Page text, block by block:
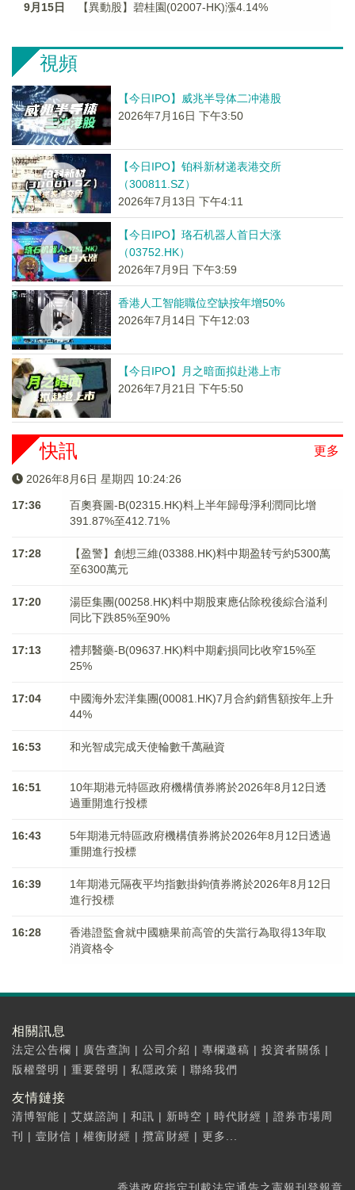
9月15日 【異動股】碧桂園(02007-HK)漲4.14%
視頻
【今日IPO】威兆半导体二冲港股
2026年7月16日 下午3:50
【今日IPO】铂科新材递表港交所
（300811.SZ）
2026年7月13日 下午4:11
【今日IPO】珞石机器人首日大涨
（03752.HK）
2026年7月9日 下午3:59
香港人工智能職位空缺按年增50%
2026年7月14日 下午12:03
【今日IPO】月之暗面拟赴港上市
2026年7月21日 下午5:50
更多
快訊
2026年8月6日 星期四 10:24:26
17:36
百奧賽圖-B(02315.HK)料上半年歸母淨利潤同比增
391.87%至412.71%
17:28
【盈警】創想三維(03388.HK)料中期盈转亏約5300萬
至6300萬元
17:20
湯臣集團(00258.HK)料中期股東應佔除稅後綜合溢利
同比下跌85%至90%
17:13
禮邦醫藥-B(09637.HK)料中期虧損同比收窄15%至
25%
17:04
中國海外宏洋集團(00081.HK)7月合約銷售額按年上升
44%
16:53 和光智成完成天使輪數千萬融資
16:51
10年期港元特區政府機構債券將於2026年8月12日透
過重開進行投標
16:43
5年期港元特區政府機構債券將於2026年8月12日透過
重開進行投標
16:39
1年期港元隔夜平均指數掛鉤債券將於2026年8月12日
進行投標
16:28
香港證監會就中國糖果前高管的失當行為取得13年取
消資格令
相關訊息
法定公告欄 | 廣告查詢 | 公司介紹 | 專欄邀稿 | 投資者關係 |
版權聲明 | 重要聲明 | 私隱政策 | 聯絡我們
友情鏈接
清博智能 | 艾媒諮詢 | 和訊 | 新時空 | 時代財經 | 證券市場周
刊
| 壹財信 | 權衡財經 | 攬富財經 | 更多...